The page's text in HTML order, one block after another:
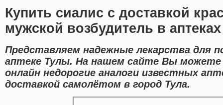
Купить сиалис с доставкой
мужской возбудитель в аптеках
Представляем надежные лекарства для
аптеке Тулы. На нашем сайте Вы можете
онлайн недорогие аналоги известных
доставкой самолётом в город Тула.